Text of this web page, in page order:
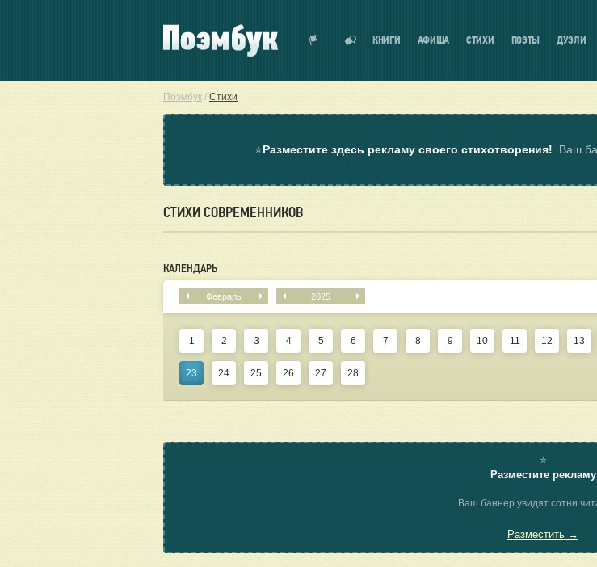
КНИГИ АФИША СТИХИ ПОЭТЫ ДУЭЛИ
Поэмбук / Стихи
⭐Разместите здесь рекламу своего стихотворения! Ваш
СТИХИ СОВРЕМЕННИКОВ
КАЛЕНДАРЬ
Февраль 2025
1 2 3 4 5 6 7 8 9 10 11 12 13
23 24 25 26 27 28
⭐
Разместите рекламу
Ваш баннер увидят сотни
Разместить →